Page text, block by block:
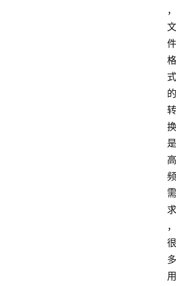
，
文
件
格
式
的
转
换
是
高
频
需
求
，
很
多
用